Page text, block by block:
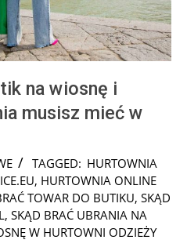
na wiosnę i
musisz mieć w
TAGGED: HURTOWNIA
, HURTOWNIA ONLINE
TOWAR DO BUTIKU, SKĄD
, SKĄD BRAĆ UBRANIA NA
W HURTOWNI ODZIEŻY